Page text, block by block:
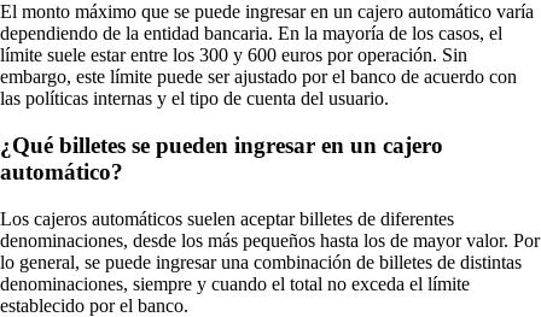
El monto máximo que se puede ingresar en un cajero automático varía
dependiendo de la entidad bancaria. En la mayoría de los casos, el
límite suele estar entre los 300 y 600 euros por operación. Sin
embargo, este límite puede ser ajustado por el banco de acuerdo con
las políticas internas y el tipo de cuenta del usuario.
¿Qué billetes se pueden ingresar en un cajero
automático?
Los cajeros automáticos suelen aceptar billetes de diferentes
denominaciones, desde los más pequeños hasta los de mayor valor. Por
lo general, se puede ingresar una combinación de billetes de distintas
denominaciones, siempre y cuando el total no exceda el límite
establecido por el banco.